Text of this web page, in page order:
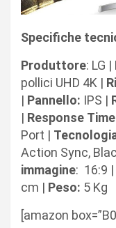
Specifiche
Produttore: LG |
pollici UHD 4K |
| Pannello: IPS |
| Response Time
Port |
Action Sync,
immagine: 16:9 |
cm | Peso: 5 Kg
[amazon